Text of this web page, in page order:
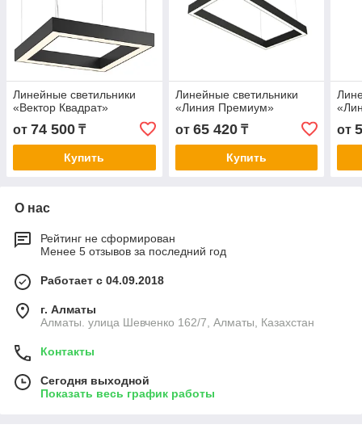
Линейные светильники
«Вектор Квадрат»
от 74 500 ₸
Купить
Линейные светильники
«Линия Премиум»
от 65 420₸
Купить
от
О нас
Рейтинг не сформирован
Менее 5 отзывов за последний год
Работает с 04.09.2018
г. Алматы
Алматы. улица Шевченко 162/7, Алматы, Казахстан
Контакты
Сегодня выходной
Показать весь график работы